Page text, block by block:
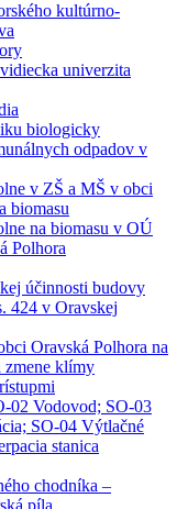
kultúrno-
univerzita
biologicky
odpadov v
v ZŠ a MŠ v obci
biomasu
na biomasu v OÚ
Polhora
účinnosti budovy
424 v Oravskej
Oravská Polhora na
zmene klímy
02 Vodovod; SO-03
SO-04 Výtlačné
stanica
chodníka –
píla